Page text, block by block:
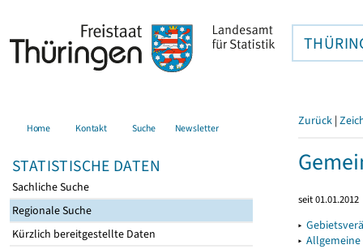
Home Kontakt Suche Newsletter
STATISTISCHE DATEN
Sachliche Suche
Regionale Suche
Kürzlich bereitgestellte Daten
Zurück |
seit 01.01.2012
▸
▸